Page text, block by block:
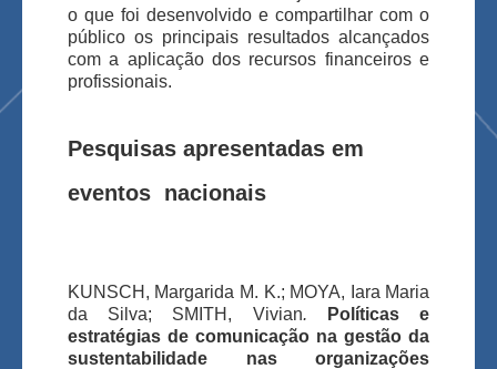
o que foi desenvolvido e compartilhar com o
público os principais resultados alcançados
com a aplicação dos recursos financeiros e
profissionais.
Pesquisas apresentadas em
eventos nacionais
KUNSCH, Margarida M. K.; MOYA, Iara Maria
da Silva; SMITH, Vivian.
Políticas e
estratégias de comunicação na gestão da
sustentabilidade nas organizações